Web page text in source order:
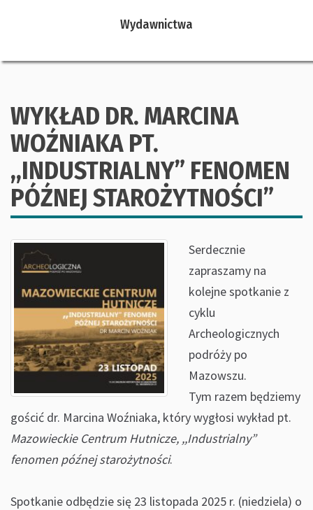
Wydawnictwa
WYKŁAD DR. MARCINA
WOŹNIAKA PT.
,,INDUSTRIALNY” FENOMEN
PÓŹNEJ STAROŻYTNOŚCI”
Serdecznie
zapraszamy na
kolejne spotkanie z
cyklu
Archeologicznych
podróży po
Mazowszu.
Tym razem będziemy
gościć dr. Marcina Woźniaka, który wygłosi wykład pt.
Mazowieckie Centrum Hutnicze, ,,Industrialny”
fenomen późnej starożytności.
Spotkanie odbędzie się 23 listopada 2025 r. (niedziela) o